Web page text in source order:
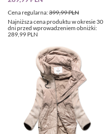
Cena regularna:399,99 PLN
Najniższa cena produktu w okresie 30
dni przed wprowadzeniem obniżki:
289,99 PLN